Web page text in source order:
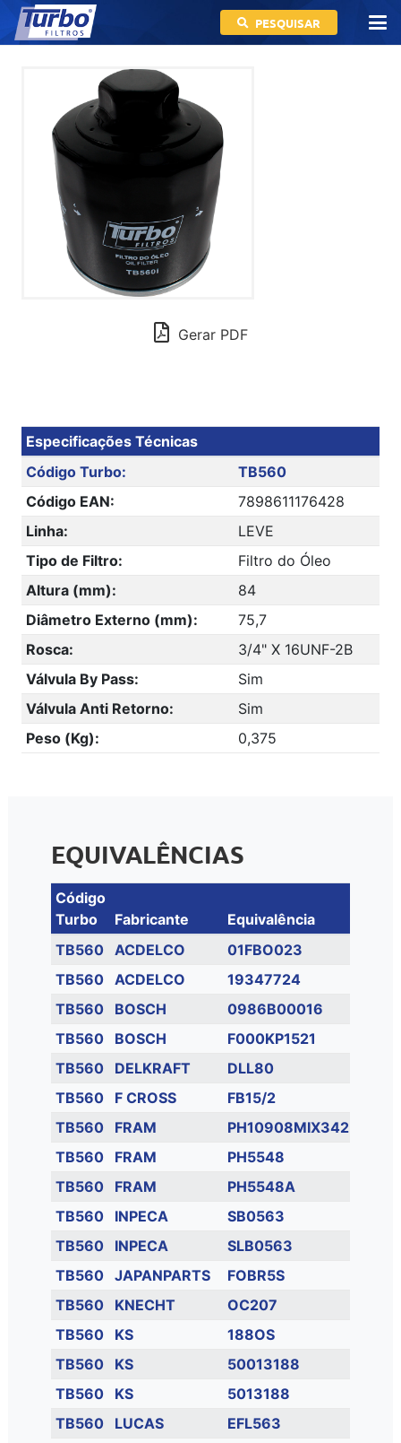
PESQUISAR
Gerar PDF
Especificações Técnicas
Código Turbo:
TB560
Código EAN:
7898611176428
Linha:
LEVE
Tipo de Filtro:
Filtro do Óleo
Altura (mm):
84
Diâmetro Externo (mm):
75,7
Rosca:
3/4" X 16UNF-2B
Válvula By Pass:
Sim
Válvula Anti Retorno:
Sim
Peso (Kg):
0,375
EQUIVALÊNCIAS
Código
Turbo
Fabricante
Equivalência
TB560
ACDELCO
01FBO023
TB560
ACDELCO
19347724
TB560
BOSCH
0986B00016
TB560
BOSCH
F000KP1521
TB560
DELKRAFT
DLL80
TB560
F CROSS
FB15/2
TB560
FRAM
PH10908MIX342
TB560
FRAM
PH5548
TB560
FRAM
PH5548A
TB560
INPECA
SB0563
TB560
INPECA
SLB0563
TB560
JAPANPARTS
FOBR5S
TB560
KNECHT
OC207
TB560
KS
188OS
TB560
KS
50013188
TB560
KS
5013188
TB560
LUCAS
EFL563